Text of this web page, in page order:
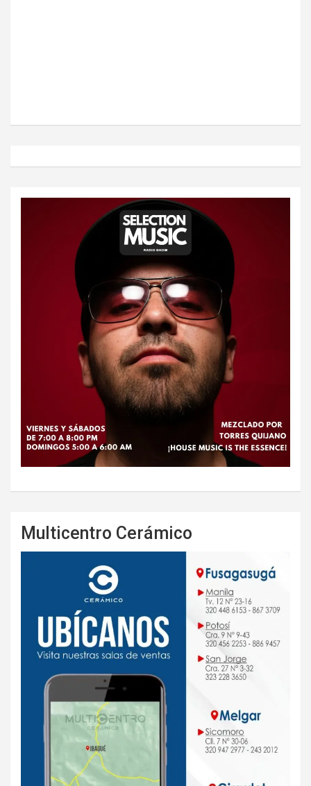
Multicentro Cerámico